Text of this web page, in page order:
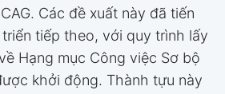
Các đề xuất này đã tiến
tiếp theo, với quy trình lấy
Hạng mục Công việc Sơ bộ
khởi động. Thành tựu này